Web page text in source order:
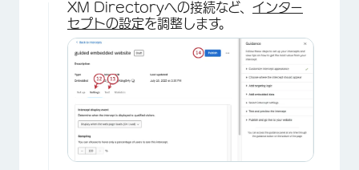
×
XM Directoryへの接続など、 インター
セプトの設定を調整します。